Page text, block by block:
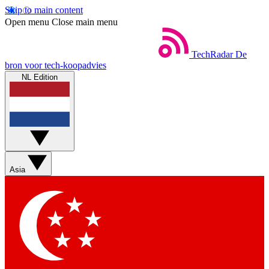
Skip to main content
Open menu Close main menu
TechRadar De
bron voor tech-koopadvies
NL Edition
Asia